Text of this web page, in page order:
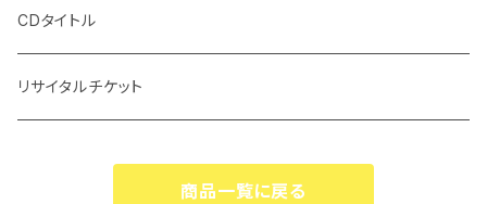
CDタイトル
リサイタルチケット
商品一覧に戻る